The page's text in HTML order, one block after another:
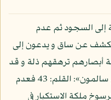
إلى السجود ثم عدم
يكشف عن ساق و يدعون إلى
أبصارهم ترهقهم ذلة و قد
كانوا يدعون إلى السجود و هم سالمون»: القلم: 43 فعدم
ملكة الاستكبار في